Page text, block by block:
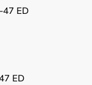
47 ED
ED